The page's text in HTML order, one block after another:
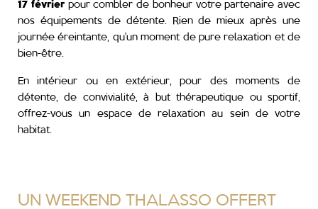
17 févrierpour combler de bonheur votre partenaire avec
nos équipements de détente. Rien de mieux après une
journée éreintante, qu’un moment de pure relaxation et de
bien-être.
En intérieur ou en extérieur, pour des moments de
détente, de convivialité, à but thérapeutique ou sportif,
offrez-vous un espace de relaxation au sein de votre
habitat.
UN WEEKEND THALASSO OFFERT